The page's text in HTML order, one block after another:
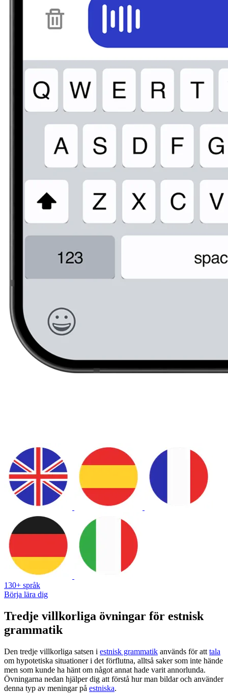
130+ språk
Börja lära dig
Tredje villkorliga övningar för estnisk
grammatik
Den tredje villkorliga satsen i estnisk grammatik används för att tala
om hypotetiska situationer i det förflutna, alltså saker som inte hände
men som kunde ha hänt om något annat hade varit annorlunda.
Övningarna nedan hjälper dig att förstå hur man bildar och använder
denna typ av meningar på estniska.